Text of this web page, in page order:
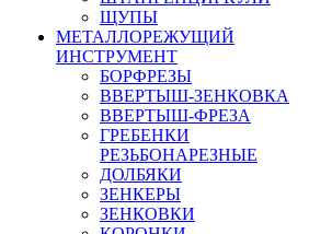
ЩУПЫ
МЕТАЛЛОРЕЖУЩИЙ
ИНСТРУМЕНТ
БОРФРЕЗЫ
ВВЕРТЫШ-ЗЕНКОВКА
ВВЕРТЫШ-ФРЕЗА
ГРЕБЕНКИ
РЕЗЬБОНАРЕЗНЫЕ
ДОЛБЯКИ
ЗЕНКЕРЫ
ЗЕНКОВКИ